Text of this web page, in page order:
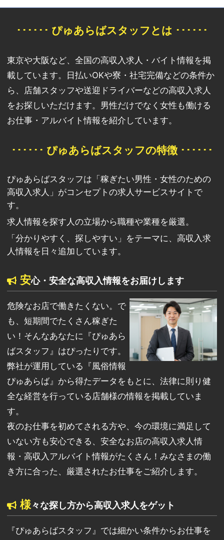
･･････ ぴゅあらばスタッフとは ･･････
東京や大阪など、全国の高収入求人・バイト情報を掲
載しています。日払いOKや寮・社宅完備などの条件か
ら、店舗スタッフや送迎ドライバーなどの高収入求人
をお探しいただけます。男性だけでなく女性も働ける
お仕事・アルバイト情報を紹介しています。
･･････ ぴゅあらばスタッフの特徴 ･･････
ぴゅあらばスタッフは「稼ぎたい男性・女性のための
高収入求人」がコンセプトの求人サービスサイトで
す。
求人情報を探す人の立場から職種や業種を厳選。
「分かりやすく、探しやすい」をテーマに、高収入求
人情報を日々追加しています。
安心・安全な高収入情報をお届けします
危険なお店で働きたくない。で
も、短期間でたくさん稼ぎた
い！そんなあなたに『ぴゅあら
ばスタッフ』はぴったりです。
弊社が運用している『風俗情報
ぴゅあらば』から得たデータをもとに、法律に則り健
全な経営を行っている店舗様の情報を掲載していま
す。
夜のお仕事を初めてされる方や、今の環境に満足して
いない方も安心できる、安全なお店の高収入求人情
報・高収入アルバイト情報がたくさん！みなさまの働
き方に合った、厳選されたお仕事をご紹介します。
様々な探し方から高収入求人をゲット
『ぴゅあらばスタッフ』では細かい条件からお仕事を